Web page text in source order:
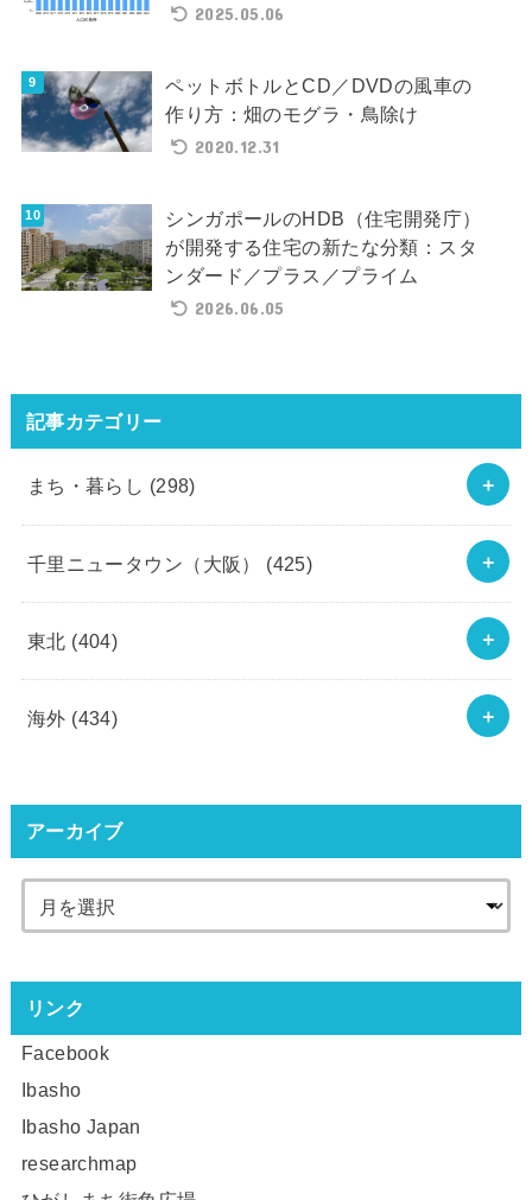
2025.05.06
ペットボトルとCD／DVDの風車の
作り方：畑のモグラ・鳥除け
2020.12.31
シンガポールのHDB（住宅開発庁）
が開発する住宅の新たな分類：スタ
ンダード／プラス／プライム
2026.06.05
記事カテゴリー
まち・暮らし (298)
千里ニュータウン（大阪） (425)
東北 (404)
海外 (434)
アーカイブ
リンク
Facebook
Ibasho
Ibasho Japan
researchmap